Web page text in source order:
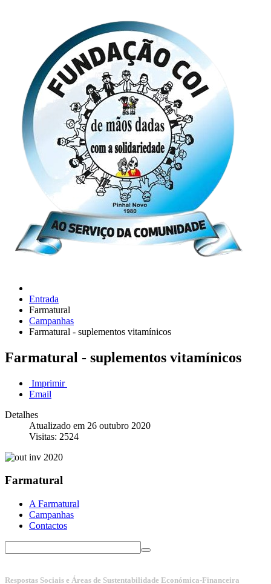
Entrada
Farmatural
Campanhas
Farmatural - suplementos vitamínicos
Farmatural - suplementos vitamínicos
Imprimir
Email
Detalhes
Atualizado em 26 outubro 2020
Visitas: 2524
Farmatural
A Farmatural
Campanhas
Contactos
Respostas Sociais e Áreas de Sustentabilidade Económica-Financeira